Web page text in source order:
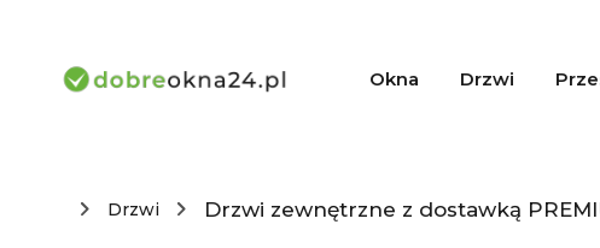
Okna Drzwi
Drzwi Drzwi zewnętrzne z dostawką